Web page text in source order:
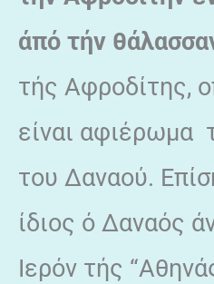
άπό τήν
τής Αφροδίτης,
είναι αφιέρωμα
του Δαναού.
ίδιος ό Δαναός
Ιερόν τής